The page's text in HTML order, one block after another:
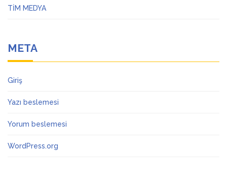
TİM MEDYA
META
Giriş
Yazı beslemesi
Yorum beslemesi
WordPress.org